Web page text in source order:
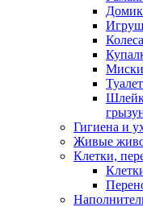
Гигиена и
Живые
Клетки,